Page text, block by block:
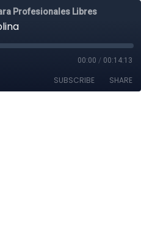
Profesionales Libres
00:00 / 00:14:13
SUBSCRIBE SHARE